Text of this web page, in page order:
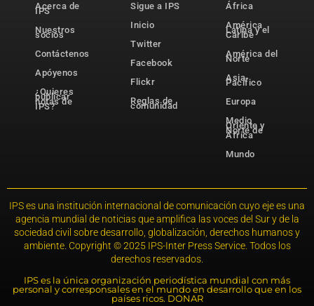
Acerca de
IPS
Nuestros
socios
Contáctenos
Apóyenos
¿Quieres
publicar
notas de
IPS?
Sigue a IPS
Inicio
Twitter
Facebook
Flickr
Reglas de
comunidad
África
América
Latina y el
Caribe
América del
Norte
Asia-
Pacífico
Europa
Medio
Oriente y
Norte de
África
Mundo
IPS es una institución internacional de comunicación cuyo eje es una
agencia mundial de noticias que amplifica las voces del Sur y de la
sociedad civil sobre desarrollo, globalización, derechos humanos y
ambiente. Copyright © 2025 IPS-Inter Press Service. Todos los
derechos reservados.
IPS es la única organización periodística mundial con más
personal y corresponsales en el mundo en desarrollo que en los
países ricos. DONAR